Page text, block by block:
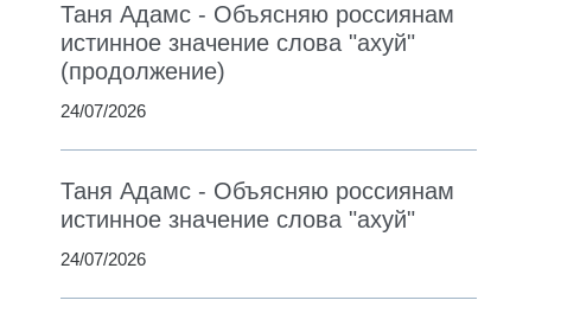
Таня Адамс - Объясняю россиянам
истинное значение слова "ахуй"
(продолжение)
24/07/2026
Таня Адамс - Объясняю россиянам
истинное значение слова "ахуй"
24/07/2026